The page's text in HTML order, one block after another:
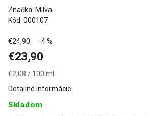
Kód: 000107
Značka: Milva
€24,90 –4 %
€23,90
€2,08 / 100 ml
Skladom
Detailné informácie